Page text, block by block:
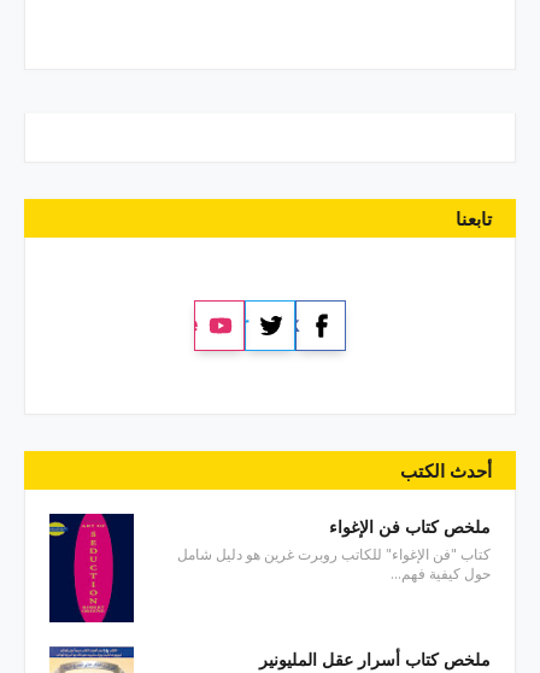
تابعنا
Facebook
Twitter
YouTube
أحدث الكتب
ملخص كتاب فن الإغواء
كتاب "فن الإغواء" للكاتب روبرت غرين هو دليل شامل
حول كيفية فهم…
ملخص كتاب أسرار عقل المليونير